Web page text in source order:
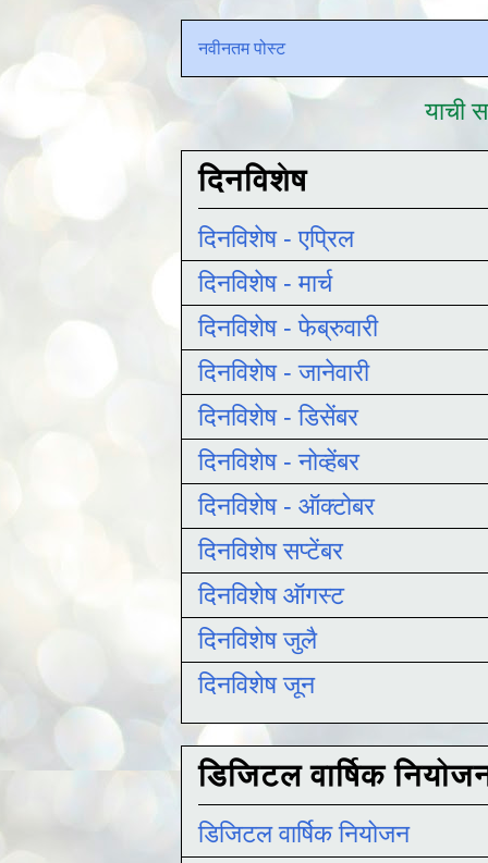
नवीनतम पोस्ट
याची
दिनविशेष
दिनविशेष - एप्रिल
दिनविशेष - मार्च
दिनविशेष - फेब्रुवारी
दिनविशेष - जानेवारी
दिनविशेष - डिसेंबर
दिनविशेष - नोव्हेंबर
दिनविशेष - ऑक्टोबर
दिनविशेष सप्टेंबर
दिनविशेष ऑगस्ट
दिनविशेष जुलै
दिनविशेष जून
डिजिटल वार्षिक
डिजिटल वार्षिक नियोजन